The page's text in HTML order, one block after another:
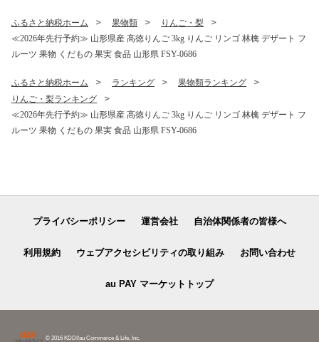
ふるさと納税ホーム 果物類
りんご・梨
≪2026年先行予約≫ 山形県産 高徳りんご 3kg りんご リンゴ 林檎 デザート フ
ルーツ 果物 くだもの 果実 食品 山形県 FSY-0686
ふるさと納税ホーム ランキング
果物類ランキング
りんご・梨ランキング
≪2026年先行予約≫ 山形県産 高徳りんご 3kg りんご リンゴ 林檎 デザート フ
ルーツ 果物 くだもの 果実 食品 山形県 FSY-0686
プライバシーポリシー 運営会社 自治体関係者の皆様へ
利用規約 ウェブアクセシビリティの取り組み お問い合わせ
au PAY マーケットトップ
© 2016 KDDI/au Commerce & Life, Inc.